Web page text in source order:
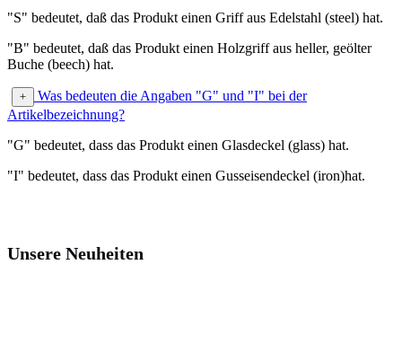
"S" bedeutet, daß das Produkt einen Griff aus Edelstahl (steel) hat.
"B" bedeutet, daß das Produkt einen Holzgriff aus heller, geölter
Buche (beech) hat.
Was bedeuten die Angaben "G" und "I" bei der
Artikelbezeichnung?
"G" bedeutet, dass das Produkt einen Glasdeckel (glass) hat.
"I" bedeutet, dass das Produkt einen Gusseisendeckel (iron)hat.
Unsere Neuheiten